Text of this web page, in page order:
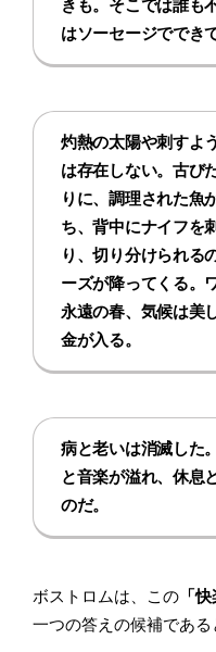
きも。そこでは誰も
はソーセージででき
灼熱の太陽や刺すよ
は存在しない。古び
りに、調理された魚
ち、背中にナイフを
り、切り分けられる
ーズが降ってくる。
永遠の春、気候は美
金が入る。
病と老いは消滅した
と音楽が溢れ、休息
のだ。
ボストロムは、この 「
一つの答えの候補である